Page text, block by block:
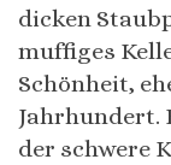
dicken
muffiges
Schönheit,
Jahrhundert.
der schwere